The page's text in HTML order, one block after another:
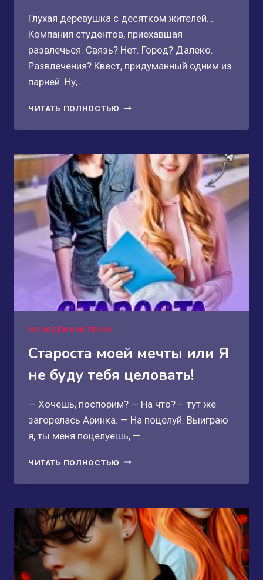
Глухая деревушка с десятком жителей…
Компания студентов, приехавшая
развлечься. Связь? Нет. Город? Далеко.
Развлечения? Квест, придуманный одним из
парней. Ну,…
ЧИТАТЬ ПОЛНОСТЬЮ НИКОГДА
НЕ
МОЛОДЕЖНАЯ ПРОЗА
Староста моей мечты или Я
не буду тебя целовать!
— Хочешь, поспорим? — На что? – тут же
загорелась Аринка. — На поцелуй. Выиграю
я, ты меня поцелуешь, —…
ЧИТАТЬ ПОЛНОСТЬЮ СТАРОСТА
МЕЧТЫ
Я
НЕ
БУДУ
ТЕБЯ
ЦЕЛОВАТЬ!